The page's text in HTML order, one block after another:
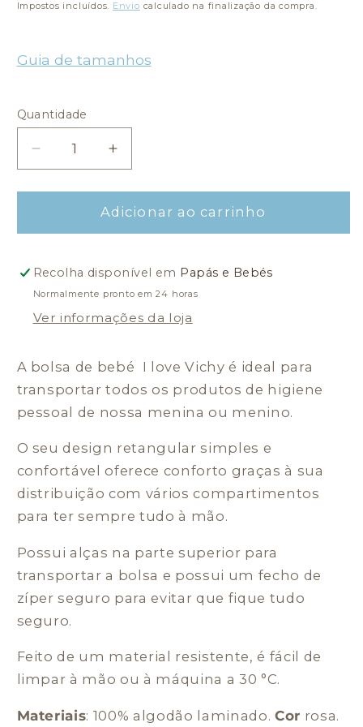
Impostos incluídos. Envio calculado na finalização da compra.
Guia de tamanhos
Quantidade
Quantidade
Diminuir
a
quantidade
Necessaire
Love
Vichy
Cinza
Aumentar
a
quantidade
de
Necessaire
Love
Vichy
Cinza
Adicionar ao carrinho
Recolha disponível em Papás e Bebés
Normalmente pronto em 24 horas
Ver informações da loja
A bolsa de bebé I love Vichy é ideal para
transportar todos os produtos de higiene
pessoal de nossa menina ou menino.
O seu design retangular simples e
confortável oferece conforto graças à sua
distribuição com vários compartimentos
para ter sempre tudo à mão.
Possui alças na parte superior para
transportar a bolsa e possui um fecho de
zíper seguro para evitar que fique tudo
seguro.
Feito de um material resistente, é fácil de
limpar à mão ou à máquina a 30 °C.
Materiais: 100% algodão laminado. Cor rosa.